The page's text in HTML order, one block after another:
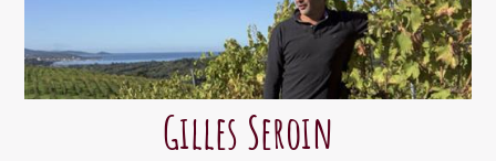
Gilles Seroin